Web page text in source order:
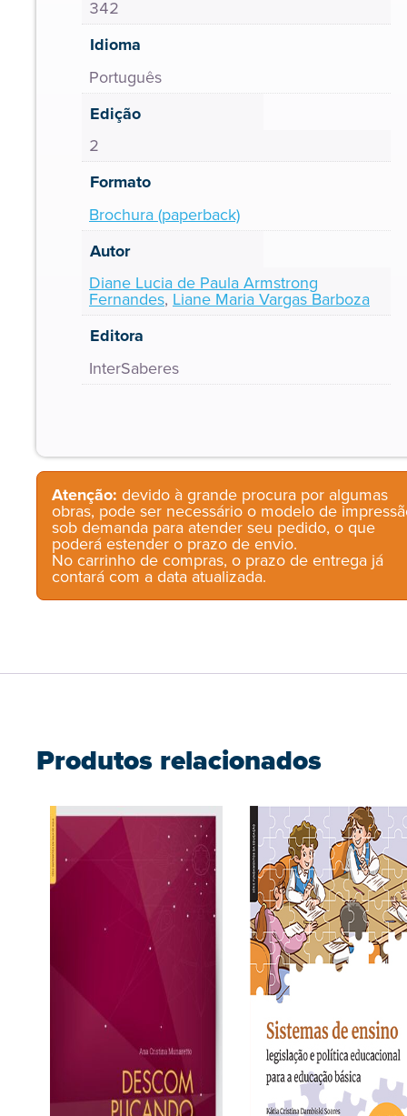
342
Idioma
Português
Edição
2
Formato
Brochura (paperback)
Autor
Diane Lucia de Paula Armstrong
Fernandes, Liane Maria Vargas Barboza
Editora
InterSaberes
Atenção: devido à grande procura por algumas
obras, pode ser necessário o modelo de
sob demanda para atender seu pedido, o que
poderá estender o prazo de envio.
No carrinho de compras, o prazo de entrega já
contará com a data atualizada.
Produtos relacionados